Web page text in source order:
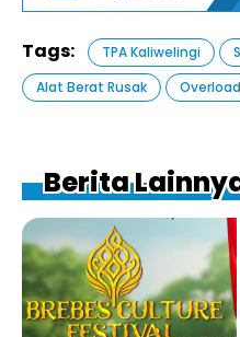
Tags: TPA Kaliwelingi
Alat Berat Rusak
Overload
Berita